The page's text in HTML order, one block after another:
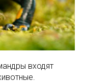
входят